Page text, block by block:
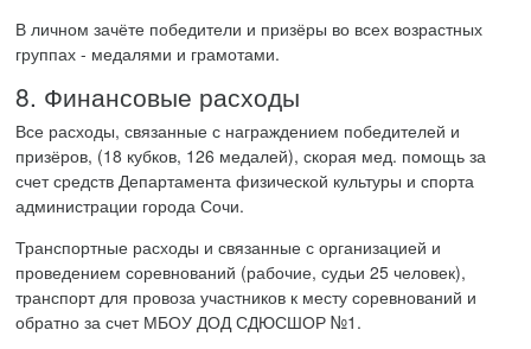
В личном зачёте победители и призёры во всех возрастных
группах - медалями и грамотами.
8. Финансовые расходы
Все расходы, связанные с награждением победителей и
призёров, (18 кубков, 126 медалей), скорая мед. помощь за
счет средств Департамента физической культуры и спорта
администрации города Сочи.
Транспортные расходы и связанные с организацией и
проведением соревнований (рабочие, судьи 25 человек),
транспорт для провоза участников к месту соревнований и
обратно за счет МБОУ ДОД СДЮСШОР №1.